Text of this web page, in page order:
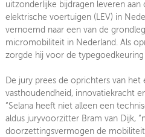
uitzonderlijke bijdragen leveren
elektrische voertuigen (LEV) in
vernoemd naar een van de
micromobiliteit in Nederland. Als
zorgde hij voor de
De jury prees de oprichters van
vasthoudendheid, innovatiekracht
“Selana heeft niet alleen een
aldus juryvoorzitter Bram van Dijk,
doorzettingsvermogen de